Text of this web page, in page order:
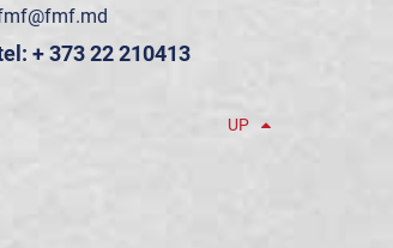
+ 373 22 210413
UP